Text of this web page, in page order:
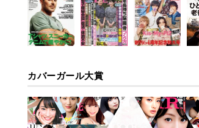
カバーガール大賞